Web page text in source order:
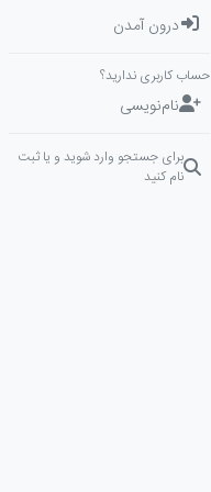
درون آمدن
حساب کاربری ندارید؟
نام‌نویسی
برای جستجو وارد شوید و یا ثبت
نام کنید